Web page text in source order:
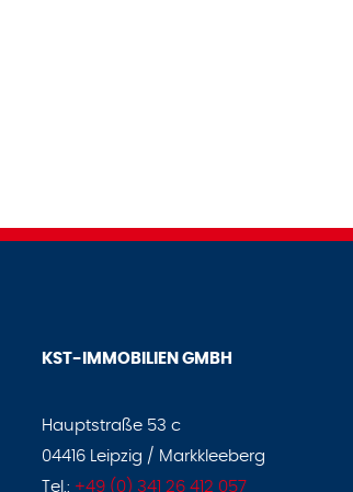
KST-IMMOBILIEN GMBH
Hauptstraße 53 c
04416 Leipzig / Markkleeberg
Tel.: +49 (0) 341 26 412 057